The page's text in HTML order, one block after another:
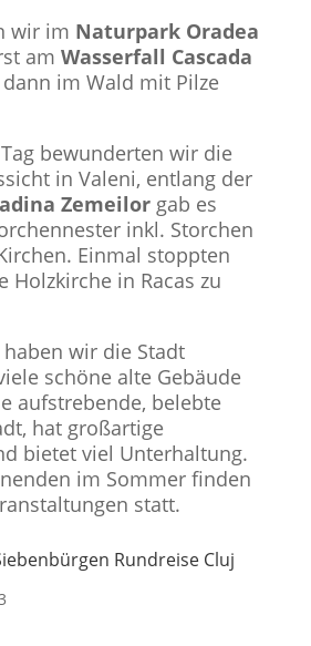
wir im Naturpark Oradea
am Wasserfall Cascada
dann im Wald mit Pilze
bewunderten wir die
in Valeni, entlang der
Zemeilorgab es
inkl. Storchen
Einmal stoppten
Holzkirche in Racas zu
haben wir die Stadt
schöne alte Gebäude
aufstrebende, belebte
hat großartige
bietet viel Unterhaltung.
im Sommer finden
statt.
Rundreise Cluj